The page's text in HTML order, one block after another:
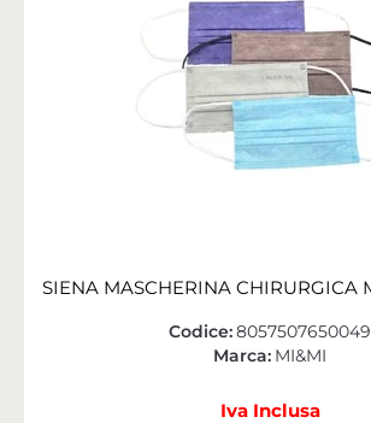
Codice:8057507650049
Marca: MI&MI
Iva Inclusa